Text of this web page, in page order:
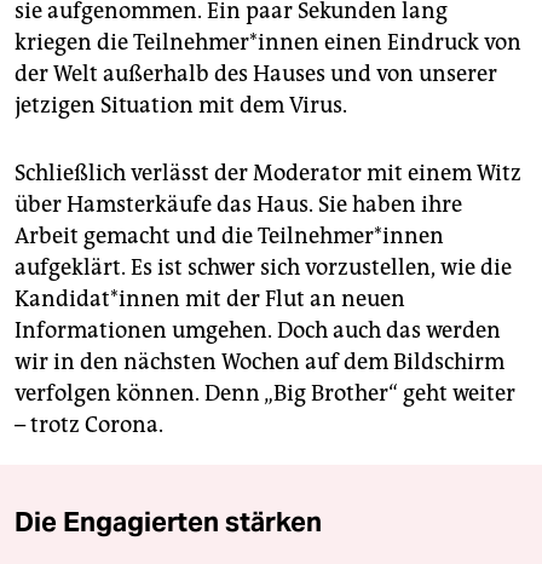
sie aufgenommen. Ein paar Sekunden lang
kriegen die Teilnehmer*innen einen Eindruck von
der Welt außerhalb des Hauses und von unserer
jetzigen Situation mit dem Virus.
Schließlich verlässt der Moderator mit einem Witz
über Hamsterkäufe das Haus. Sie haben ihre
Arbeit gemacht und die Teilnehmer*innen
aufgeklärt. Es ist schwer sich vorzustellen, wie die
Kandidat*innen mit der Flut an neuen
Informationen umgehen. Doch auch das werden
wir in den nächsten Wochen auf dem Bildschirm
verfolgen können. Denn „Big Brother“ geht weiter
– trotz Corona.
Die Engagierten stärken